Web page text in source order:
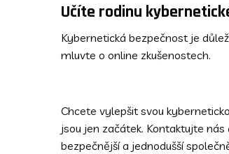
Učíte rodinu
Kybernetická bezpečnost je
mluvte o online zkušenostech.
Chcete vylepšit svou
jsou jen začátek. Kontaktujte
bezpečnější a jednodušší